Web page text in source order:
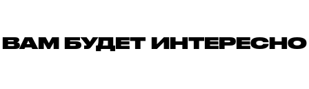
ВАМ БУДЕТ ИНТЕРЕСНО